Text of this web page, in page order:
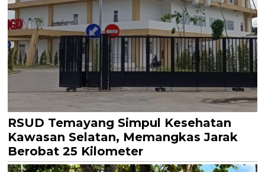
RSUD Temayang Simpul Kesehatan
Kawasan Selatan, Memangkas Jarak
Berobat 25 Kilometer